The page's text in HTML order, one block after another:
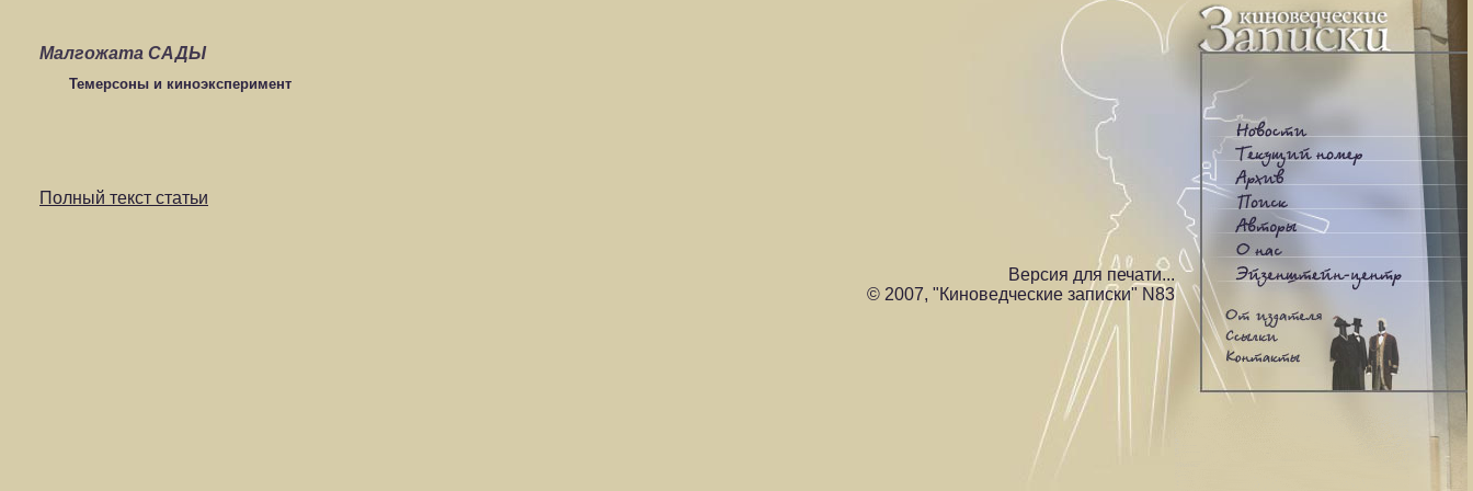
Малгожата САДЫ
Темерсоны и киноэксперимент
Полный текст статьи
Версия для печати...
© 2007, "Киноведческие записки" N83